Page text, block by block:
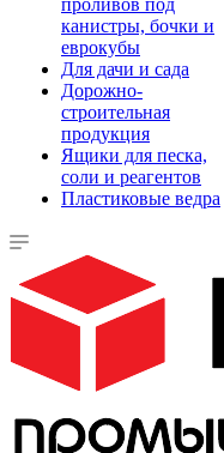
проливов под
канистры, бочки и
еврокубы
Для дачи и сада
Дорожно-
строительная
продукция
Ящики для песка,
соли и реагентов
Пластиковые ведра